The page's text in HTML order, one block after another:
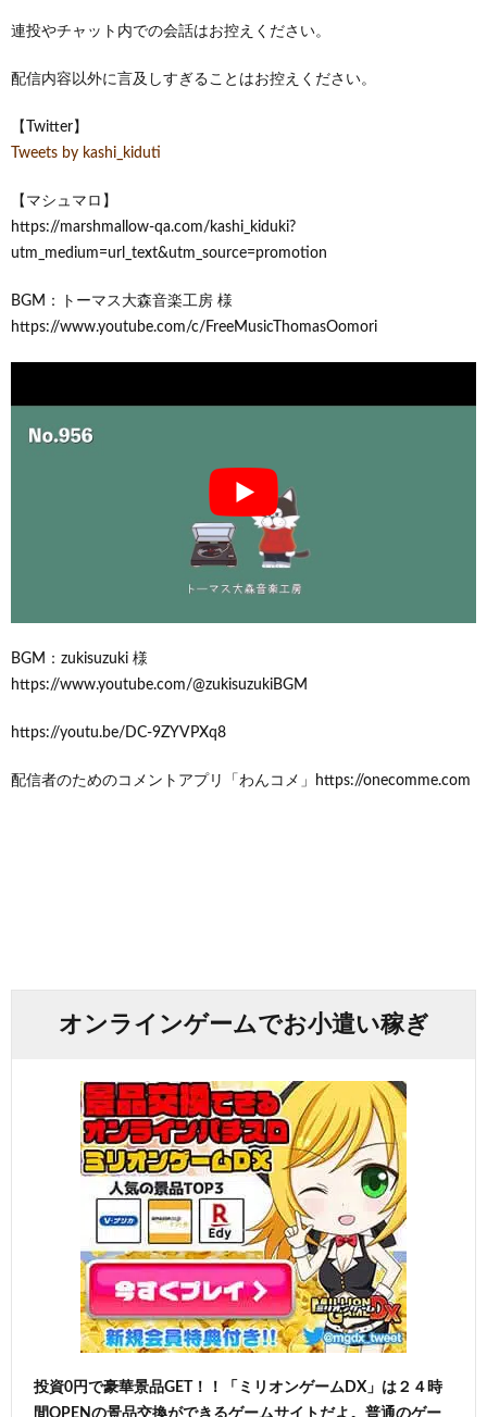
連投やチャット内での会話はお控えください。
配信内容以外に言及しすぎることはお控えください。
【Twitter】
Tweets by kashi_kiduti
【マシュマロ】
https://marshmallow-qa.com/kashi_kiduki?
utm_medium=url_text&utm_source=promotion
BGM：トーマス大森音楽工房 様
https://www.youtube.com/c/FreeMusicThomasOomori
BGM：zukisuzuki 様
https://www.youtube.com/@zukisuzukiBGM
https://youtu.be/DC-9ZYVPXq8
配信者のためのコメントアプリ「わんコメ」https://onecomme.com
オンラインゲームでお小遣い稼ぎ
投資0円で豪華景品GET！！「ミリオンゲームDX」は２４時
間OPENの景品交換ができるゲームサイトだよ。普通のゲー